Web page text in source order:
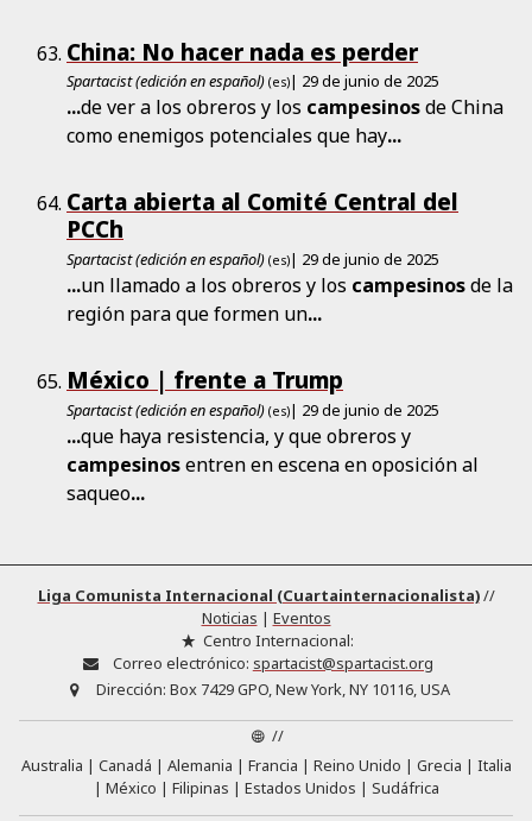
China: No hacer nada es perder
Spartacist (edición en español) (es)| 29 de junio de 2025
...de ver a los obreros y los campesinosde China
como enemigos potenciales que hay...
Carta abierta al Comité Central del
PCCh
Spartacist (edición en español) (es)| 29 de junio de 2025
...un llamado a los obreros y los campesinosde la
región para que formen un...
México | frente a Trump
Spartacist (edición en español) (es)| 29 de junio de 2025
...que haya resistencia, y que obreros y
campesinosentren en escena en oposición al
saqueo...
Liga Comunista Internacional (Cuartainternacionalista)//
Noticias | Eventos
Centro Internacional:
Correo electrónico: spartacist@spartacist.org
Dirección: Box 7429 GPO, New York, NY 10116, USA
//
Australia
Canadá Alemania Francia Reino Unido Grecia
Italia
México
Filipinas Estados Unidos
Sudáfrica